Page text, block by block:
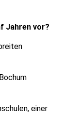
Jahren vor?
einer